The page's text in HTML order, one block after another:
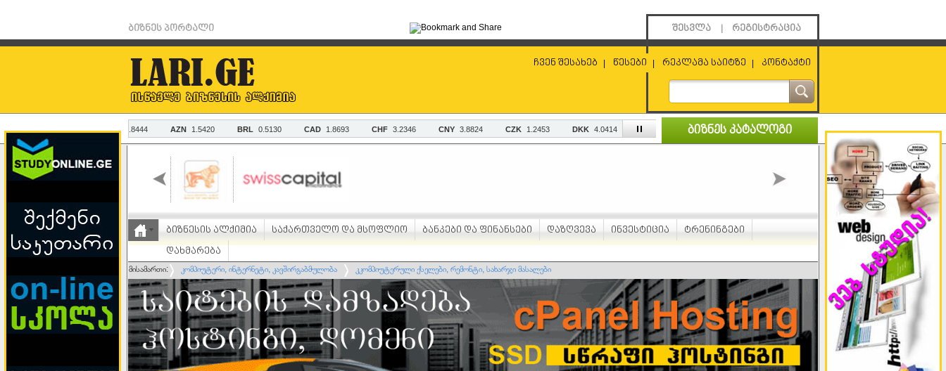
ბიზნეს პორტალი შესვლა რეგისტრაცია
ჩვენ შესახებ წესები რეკლამა საიტზე კონტაქტი
ბიზნეს კატალოგი
ბიზნესის ალქიმია საქართველო და მსოფლიო ბანკები და ფინანსები დაზღვევა ინვესტიცია
ტრენინგები
დახმარება
მისამართი: კომპიუტერი, ინტერნეტი, კავშირგაბმულობა კკომპიუტერული ქსელები, რემონტი, სახარჯი მასალები